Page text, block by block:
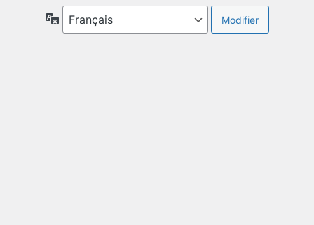
Langue